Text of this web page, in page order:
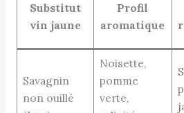
Substitut
vin jaune
Profil
aromatique
Savagnin
non ouillé
Noisette,
pomme
verte,